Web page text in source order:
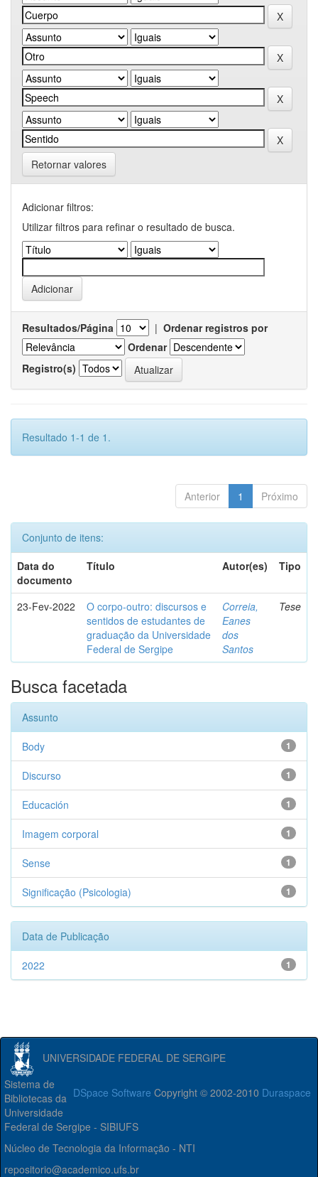
Retornar valores
Adicionar filtros:
Utilizar filtros para refinar o resultado de busca.
Resultados/Página | Ordenar registros por
Ordenar
Registro(s)
Resultado 1-1 de 1.
Anterior 1 Próximo
Conjunto de itens:
Data do
documento
Título Autor(es) Tipo
23-Fev-2022
O corpo-outro: discursos e
sentidos de estudantes de
graduação da Universidade
Federal de Sergipe
Correia,
Eanes
dos
Santos
Tese
Busca facetada
Assunto
1
Body
1
Discurso
1
Educación
1
Imagem corporal
1
Sense
1
Significação (Psicologia)
Data de Publicação
1
2022
UNIVERSIDADE FEDERAL DE SERGIPE
DSpace Software Copyright © 2002-2010 Duraspace
Sistema de
Bibliotecas da
Universidade
Federal de Sergipe - SIBIUFS
Núcleo de Tecnologia da Informação - NTI
repositorio@academico.ufs.br